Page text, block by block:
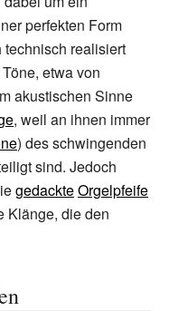
perfekten Form
technisch realisiert
etwa von
akustischen Sinne
, weil an ihnen immer
) des schwingenden
sind. Jedoch
gedackteOrgelpfeife
Klänge, die den